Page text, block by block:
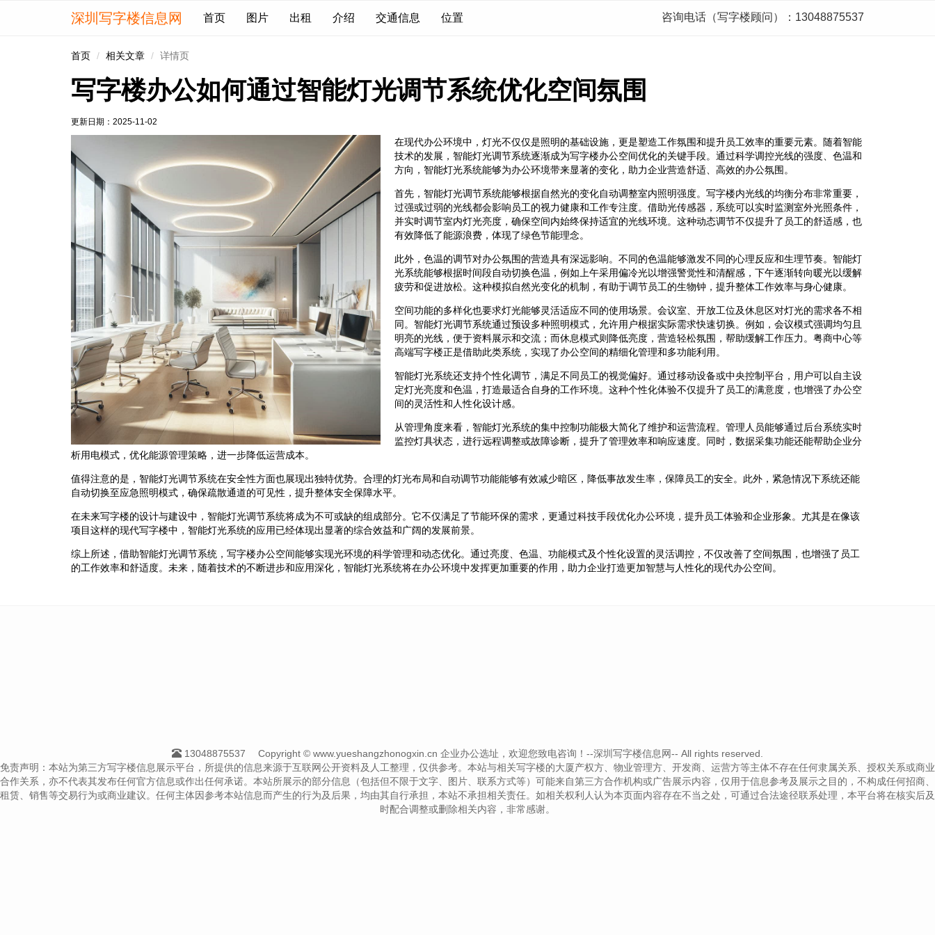
深圳写字楼信息网 首页 图片 出租 介绍 交通信息 位置 咨询电话（写字楼顾问）：13048875537
首页 相关文章 详情页
写字楼办公如何通过智能灯光调节系统优化空间氛围
更新日期： 2025-11-02
在现代办公环境中，灯光不仅仅是照明的基础设施，更是塑造工作氛围和提升员工效率的重要元素。随着智能
技术的发展，智能灯光调节系统逐渐成为写字楼办公空间优化的关键手段。通过科学调控光线的强度、色温和
方向，智能灯光系统能够为办公环境带来显著的变化，助力企业营造舒适、高效的办公氛围。
首先，智能灯光调节系统能够根据自然光的变化自动调整室内照明强度。写字楼内光线的均衡分布非常重要，
过强或过弱的光线都会影响员工的视力健康和工作专注度。借助光传感器，系统可以实时监测室外光照条件，
并实时调节室内灯光亮度，确保空间内始终保持适宜的光线环境。这种动态调节不仅提升了员工的舒适感，也
有效降低了能源浪费，体现了绿色节能理念。
此外，色温的调节对办公氛围的营造具有深远影响。不同的色温能够激发不同的心理反应和生理节奏。智能灯
光系统能够根据时间段自动切换色温，例如上午采用偏冷光以增强警觉性和清醒感，下午逐渐转向暖光以缓解
疲劳和促进放松。这种模拟自然光变化的机制，有助于调节员工的生物钟，提升整体工作效率与身心健康。
空间功能的多样化也要求灯光能够灵活适应不同的使用场景。会议室、开放工位及休息区对灯光的需求各不相
同。智能灯光调节系统通过预设多种照明模式，允许用户根据实际需求快速切换。例如，会议模式强调均匀且
明亮的光线，便于资料展示和交流；而休息模式则降低亮度，营造轻松氛围，帮助缓解工作压力。粤商中心等
高端写字楼正是借助此类系统，实现了办公空间的精细化管理和多功能利用。
智能灯光系统还支持个性化调节，满足不同员工的视觉偏好。通过移动设备或中央控制平台，用户可以自主设
定灯光亮度和色温，打造最适合自身的工作环境。这种个性化体验不仅提升了员工的满意度，也增强了办公空
间的灵活性和人性化设计感。
从管理角度来看，智能灯光系统的集中控制功能极大简化了维护和运营流程。管理人员能够通过后台系统实时
监控灯具状态，进行远程调整或故障诊断，提升了管理效率和响应速度。同时，数据采集功能还能帮助企业分
析用电模式，优化能源管理策略，进一步降低运营成本。
值得注意的是，智能灯光调节系统在安全性方面也展现出独特优势。合理的灯光布局和自动调节功能能够有效减少暗区，降低事故发生率，保障员工的安全。此外，紧急情况下系统还能
自动切换至应急照明模式，确保疏散通道的可见性，提升整体安全保障水平。
在未来写字楼的设计与建设中，智能灯光调节系统将成为不可或缺的组成部分。它不仅满足了节能环保的需求，更通过科技手段优化办公环境，提升员工体验和企业形象。尤其是在像该
项目这样的现代写字楼中，智能灯光系统的应用已经体现出显著的综合效益和广阔的发展前景。
综上所述，借助智能灯光调节系统，写字楼办公空间能够实现光环境的科学管理和动态优化。通过亮度、色温、功能模式及个性化设置的灵活调控，不仅改善了空间氛围，也增强了员工
的工作效率和舒适度。未来，随着技术的不断进步和应用深化，智能灯光系统将在办公环境中发挥更加重要的作用，助力企业打造更加智慧与人性化的现代办公空间。
13048875537
Copyright © www.yueshangzhonogxin.cn 企业办公选址，欢迎您致电咨询！--深圳写字楼信息网-- All rights reserved.
免责声明：本站为第三方写字楼信息展示平台，所提供的信息来源于互联网公开资料及人工整理，仅供参考。本站与相关写字楼的大厦产权方、物业管理方、开发商、运营方等主体不存在任何隶属关系、授权关系或商业
合作关系，亦不代表其发布任何官方信息或作出任何承诺。本站所展示的部分信息（包括但不限于文字、图片、联系方式等）可能来自第三方合作机构或广告展示内容，仅用于信息参考及展示之目的，不构成任何招商、
租赁、销售等交易行为或商业建议。任何主体因参考本站信息而产生的行为及后果，均由其自行承担，本站不承担相关责任。如相关权利人认为本页面内容存在不当之处，可通过合法途径联系处理，本平台将在核实后及
时配合调整或删除相关内容，非常感谢。